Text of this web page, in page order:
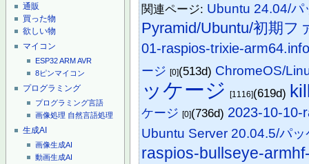
通販
買った物
欲しい物
マイコン
ESP32ARMAVR
8ピンマイコン
プログラミング
プログラミング言語
画像処理 自然言語処理
生成AI
画像生成AI
動画生成AI
関連ページ: Ubuntu 24.04/パ
Pyramid/Ubuntu/初期フ
01-raspios-trixie-
ージ [0](513d) ChromeOS/
ッケージ [1116](619d)
ケージ [0](736d) 2023-10-10-
Ubuntu Server 20.04.5/パッ
raspios-bullseye-